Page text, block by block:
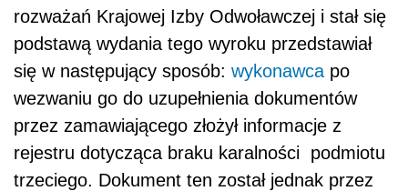
rozważań Krajowej Izby Odwoławczej i stał się
podstawą wydania tego wyroku przedstawiał
się w następujący sposób: wykonawca po
wezwaniu go do uzupełnienia dokumentów
przez zamawiającego złożył informacje z
rejestru dotycząca braku karalności podmiotu
trzeciego. Dokument ten został jednak przez